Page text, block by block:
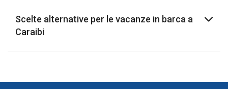
Scelte alternative per le vacanze in barca a
Caraibi